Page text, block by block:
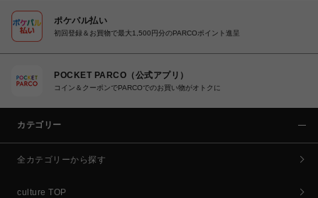
ポケパル払い
初回登録＆お買物で最大1,500円分のPARCOポイント進呈
POCKET PARCO（公式アプリ）
コイン＆クーポンでPARCOでのお買い物がオトクに
カテゴリー
全カテゴリーから探す
culture TOP